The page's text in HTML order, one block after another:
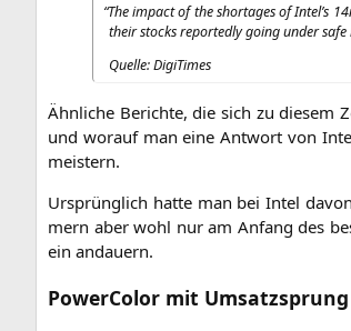
“The impact of the shorta­ges of Intel’s
their stocks repor­ted­ly going under safe
Quel­le: DigiTimes
Ähn­li­che Berich­te, die sich zu die­sem
und wor­auf man eine Ant­wort von
meistern.
Ursprüng­lich hat­te man bei Intel
mern aber wohl nur am Anfang des
ein andauern.
PowerColor mit Umsatzsprung